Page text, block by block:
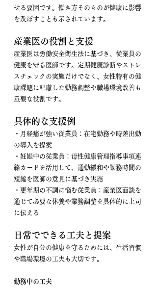
せる要因です。働き方そのものが健康に影響
を及ぼすことも示されています。
産業医の役割と支援
産業医は労働安全衛生法に基づき、従業員の
健康を守る医師です。定期健康診断やストレ
スチェックの実施だけでなく、女性特有の健
康課題に配慮した勤務調整や職場環境改善も
重要な役割です。
具体的な支援例
・月経痛が強い従業員：在宅勤務や時差出勤
の導入を提案
・妊娠中の従業員：母性健康管理指導事項連
絡カードを活用して、通勤緩和や勤務時間の
短縮を医師の意見に基づき実施
・更年期の不調に悩む従業員：産業医面談を
通じて必要な休養や業務調整を具体的に上司
に伝える
日常でできる工夫と提案
女性が自分の健康を守るためには、生活習慣
や職場環境の工夫も大切です。
勤務中の工夫